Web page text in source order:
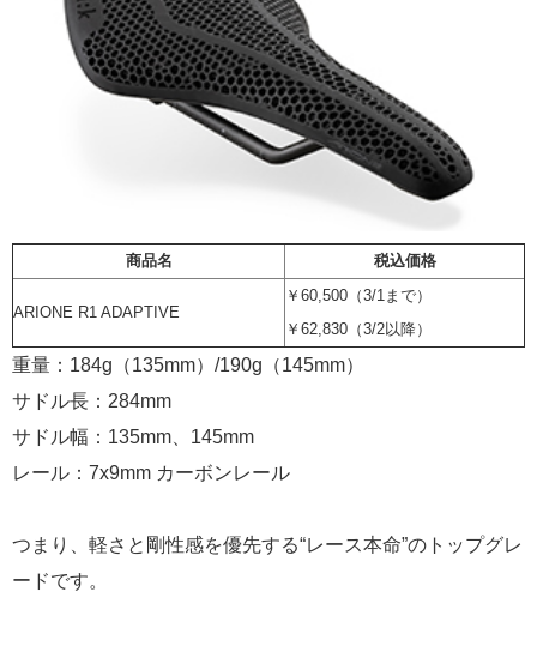
商品名 税込価格
ARIONE R1 ADAPTIVE
￥60,500（3/1まで）
￥62,830（3/2以降）
重量：184g（135mm）/190g（145mm）
サドル長：284mm
サドル幅：135mm、145mm
レール：7x9mm カーボンレール
つまり、軽さと剛性感を優先する“レース本命”のトップグレ
ードです。